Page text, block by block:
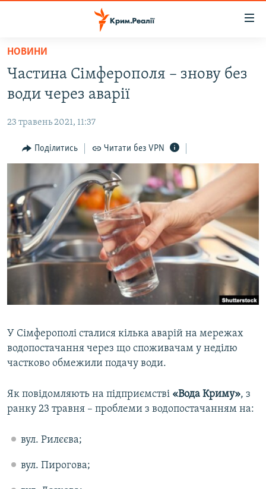
Перейти
основного
матеріалу
до
навігації
Перейти
пошуку
ВІДЕО ТА ФОТО
ПОЛІТИКА
БЛОГИ
ІНТЕРВ'Ю
ВСЕ ЗА ДЕНЬ
СПЕЦПРОЕКТИ
ДЕПОРТАЦІЯ
ІНФОГРАФІКА
ЯК ОБІЙТИ БЛОКУВАННЯ
Qırımtatar
ДОЛУЧАЙСЯ!
Усі сайти RFE/RL
НОВИНИ
Частина Сімферополя – знову без
води через аварії
23 травень 2021, 11:37
Поділитись Читати без VPN
У Сімферополі сталися кілька аварій на мережах
водопостачання через що споживачам у неділю
частково обмежили подачу води.
Як повідомляють на підприємстві «Вода Криму», з
ранку 23 травня – проблеми з водопостачанням на:
вул. Рилєєва;
вул. Пирогова;